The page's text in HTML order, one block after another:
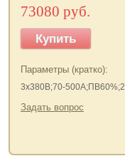
73080 руб.
Купить
Параметры (кратко):
3х380В;70-
Задать вопрос